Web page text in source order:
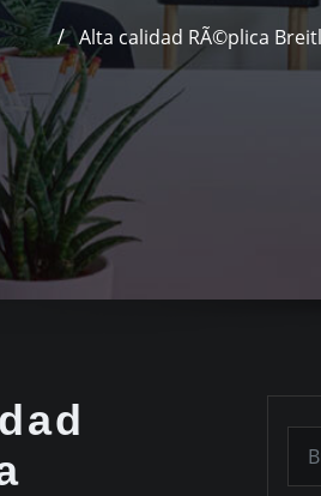
Alta calidad RÃ©plica